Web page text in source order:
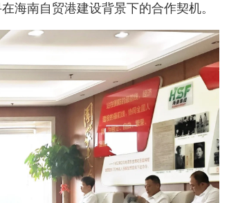
海南自贸港建设背景下的合作契机。